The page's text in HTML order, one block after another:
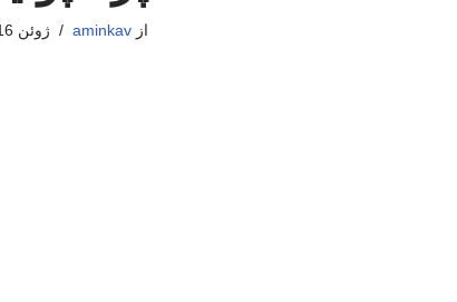
ازaminkav ژوئن 16, 2026